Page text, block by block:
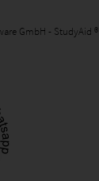
GmbH - StudyAid ®